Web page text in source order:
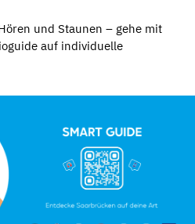
und Staunen – gehe mit
auf individuelle